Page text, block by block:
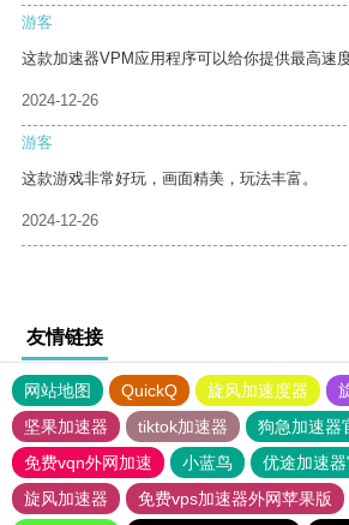
游客
这款加速器VPM应用程序可以给你提供最高速
2024-12-26
游客
这款游戏非常好玩，画面精美，玩法丰富。
2024-12-26
友情链接
网站地图 QuickQ 旋风加速度器
坚果加速器
tiktok加速器
狗急加速器
免费vqn外网加速
小蓝鸟 优途加速
旋风加速器
免费vps加速器外网苹果版